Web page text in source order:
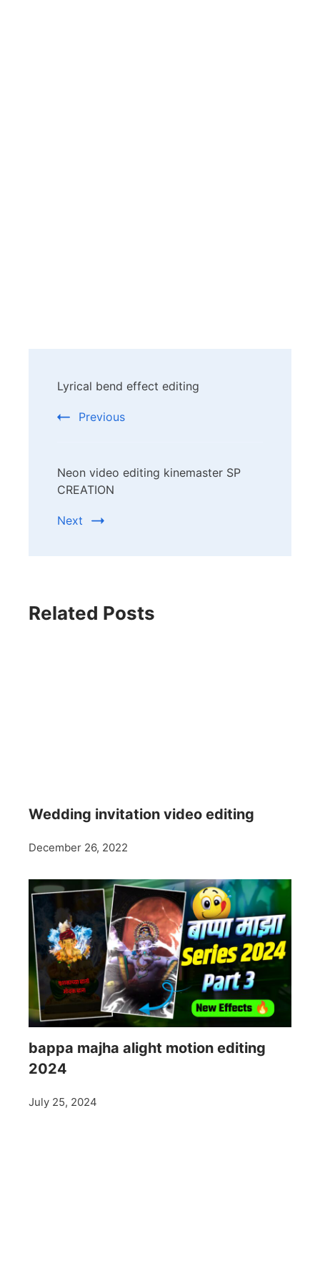
Navigation
Lyrical bend effect editing
Previous
Neon video editing kinemaster SP
CREATION
Next
Related Posts
Wedding invitation video editing
December 26, 2022
bappa majha alight motion editing
2024
July 25, 2024